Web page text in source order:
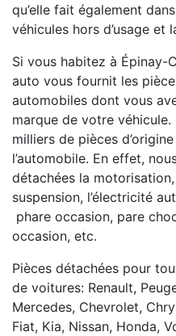
qu’elle fait également
véhicules hors d’usage et
Si vous habitez à Épinay-
auto vous fournit les
automobiles dont vous
marque de votre
milliers de pièces
l’automobile. En effet,
détachées la
suspension, l’électricité
phare occasion, pare
occasion, etc.
Pièces détachées pour
de voitures: Renault,
Mercedes, Chevrolet,
Fiat, Kia, Nissan, Honda,